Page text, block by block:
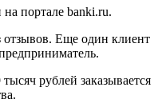
портале banki.ru.
отзывов. Еще один клиент
рублей заказывается